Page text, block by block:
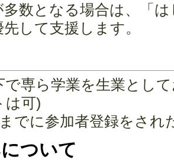
多数となる場合は、「
して支援します。
で専ら学業を生業とし
は可)
でに参加者登録をされ
ついて